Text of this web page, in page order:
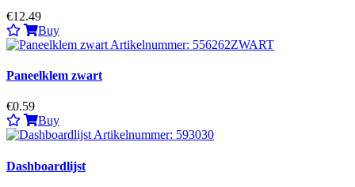
€12.49
Buy
Paneelklem zwart
€0.59
Buy
Dashboardlijst